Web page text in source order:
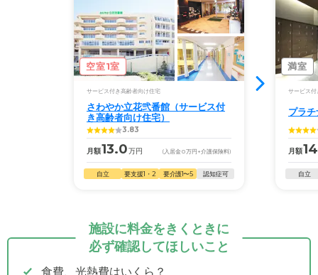
空室1室
サービス付き高齢者向け住宅
さわやか立花弐番館（サービス付
き高齢者向け住宅）
3.83
月額13.0万円 (入居金0万円 +介護保険料)
自立 要支援1・2 要介護1〜5 認知症可
満室
サービス付
プラ
月額
自立
施設に料金をきくときに
必ず確認してほしいこと
食費、光熱費はいくら？